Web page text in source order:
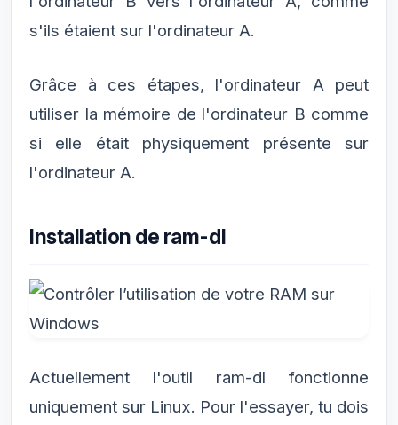
s'ils étaient sur l'ordinateur A.
Grâce à ces étapes, l'ordinateur A peut
utiliser la mémoire de l'ordinateur B comme
si elle était physiquement présente sur
l'ordinateur A.
Installation de ram-dl
Actuellement l'outil ram-dl fonctionne
uniquement sur Linux. Pour l'essayer, tu dois